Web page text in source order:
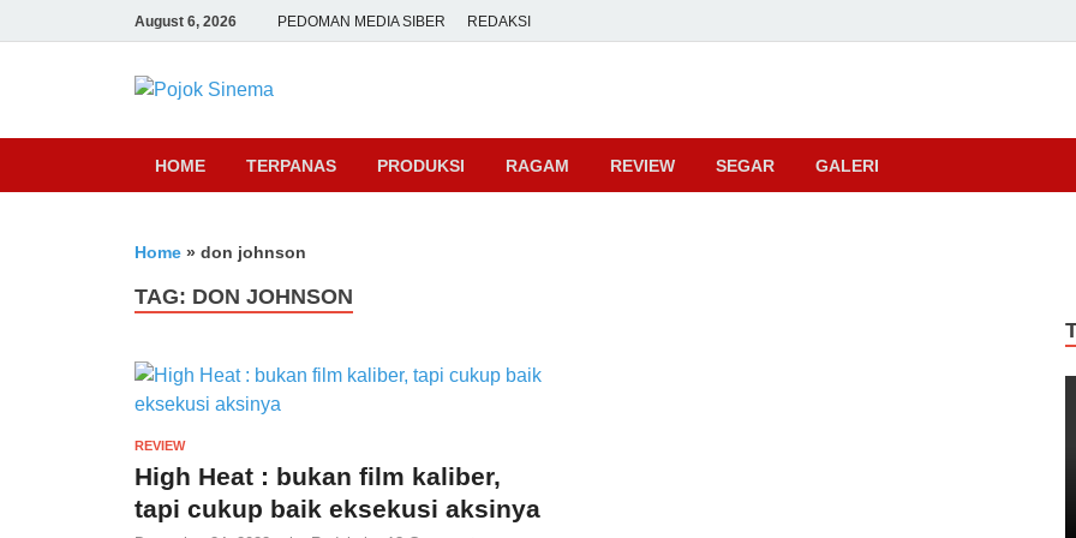
August 6, 2026 PEDOMAN MEDIA SIBER REDAKSI
Pojok Sinema
HOME TERPANAS PRODUKSI RAGAM REVIEW SEGAR GALERI
Home » don johnson
TAG: DON JOHNSON
REVIEW
High Heat : bukan film kaliber,
tapi cukup baik eksekusi aksinya